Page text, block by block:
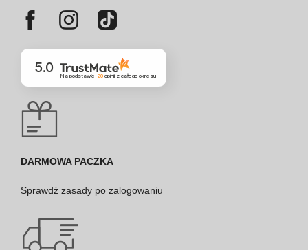
5.0
Na podstawie 20opinii z całego okresu
DARMOWA PACZKA
Sprawdź zasady po zalogowaniu